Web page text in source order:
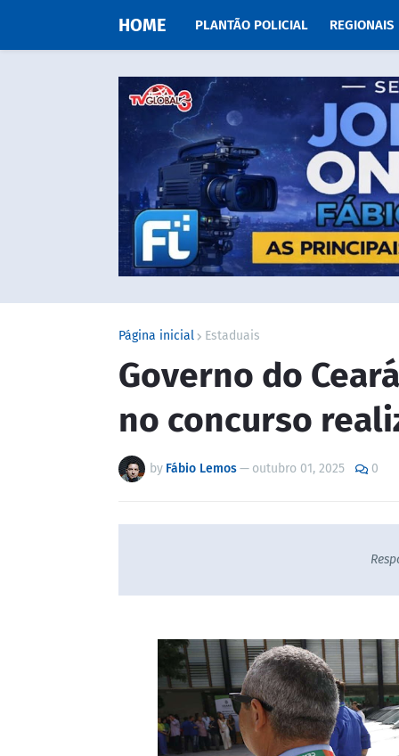
HOME PLANTÃO POLICIAL REGIONAIS
Página inicial Estaduais
Governo do
no concurso
by Fábio Lemos— outubro 01, 2025 0